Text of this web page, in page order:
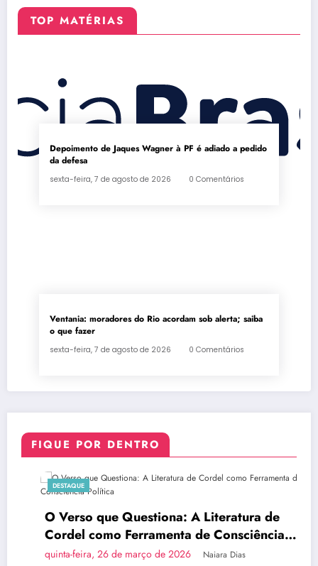
TOP MATÉRIAS
Depoimento de Jaques Wagner à PF é adiado a pedido
da defesa
sexta-feira, 7 de agosto de 2026 0 Comentários
Ventania: moradores do Rio acordam sob alerta; saiba
o que fazer
sexta-feira, 7 de agosto de 2026 0 Comentários
FIQUE POR DENTRO
DESTAQUE
O Verso que Questiona: A Literatura de
Cordel como Ferramenta de Consciência
Política
quinta-feira, 26 de março de 2026 Naiara Dias